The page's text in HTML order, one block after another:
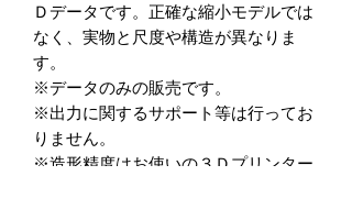
Ｄデータです。正確な縮小モデルでは
なく、実物と尺度や構造が異なりま
す。
※データのみの販売です。
※出力に関するサポート等は行ってお
りません。
※造形精度はお使いの３Ｄプリンター